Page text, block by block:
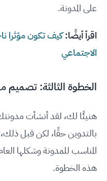
على المدونة.
اقرأ أيضًا:كيف تكون مؤثرا
الاجتماعي
الخطوة الثالثة: تصميم
هنيئًا لك، لقد أنشأت
بالتدوين حقًا، لكن قبل
المناسب للمدونة وشكلها
هذه الخطوة.